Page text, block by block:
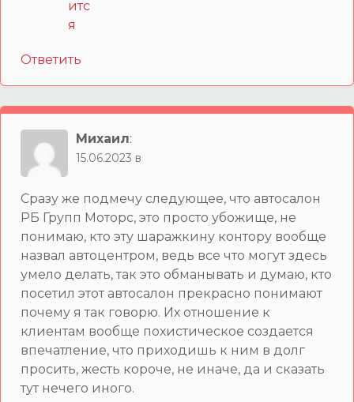
Ответить
Михаил:
15.06.2023 в
Сразу же подмечу следующее, что автосалон
РБ Групп Моторс, это просто убожище, не
понимаю, кто эту шаражкину контору вообще
назвал автоцентром, ведь все что могут здесь
умело делать, так это обманывать и думаю, кто
посетил этот автосалон прекрасно понимают
почему я так говорю. Их отношение к
клиентам вообще похистическое создается
впечатление, что приходишь к ним в долг
просить, жесть короче, не иначе, да и сказать
тут нечего иного.